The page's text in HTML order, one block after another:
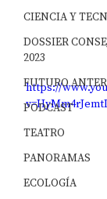
CIENCIA Y
DOSSIER
2023
FUTURO
PODCAST
TEATRO
PANORAMAS
ECOLOGÍA
https://
v=HyMm4rJemtI